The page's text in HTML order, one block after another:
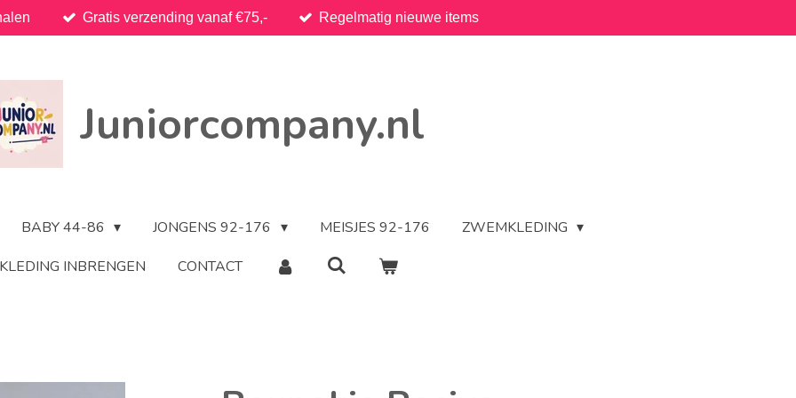
Gratis verzending vanaf €75,- Regelmatig nieuwe items
Juniorcompany.nl
BABY 44-86 JONGENS 92-176 MEISJES 92-176
ZWEMKLEDING
KLEDING INBRENGEN
CONTACT